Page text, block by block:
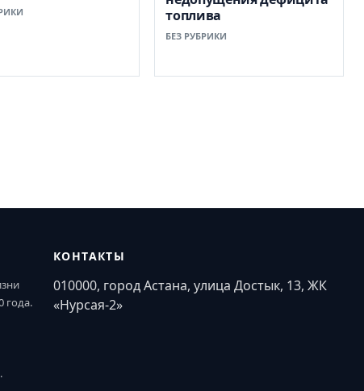
топлива
БЕЗ РУБРИКИ
года.
КОНТАКТЫ
010000, город Астана, улица Достык, 13, ЖК
«Нурсая-2»